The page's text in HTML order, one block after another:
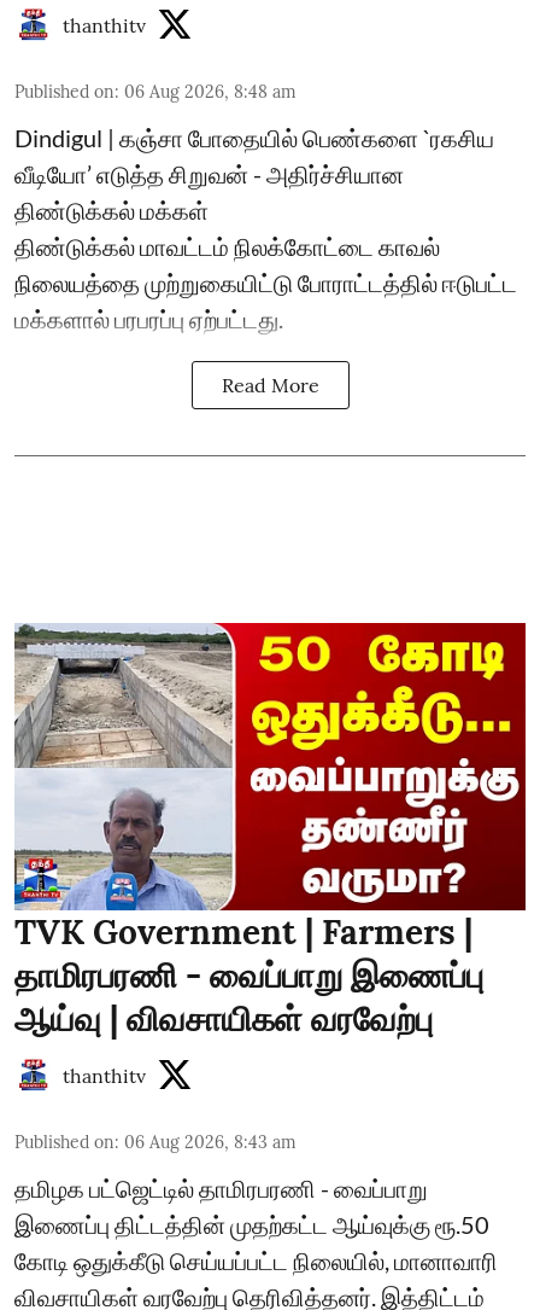
thanthitv
Published on: 06 Aug 2026, 8:48 am
Dindigul | கஞ்சா போதையில் பெண்களை `ரகசிய
வீடியோ’ எடுத்த சிறுவன் - அதிர்ச்சியான
திண்டுக்கல் மக்கள்
திண்டுக்கல் மாவட்டம் நிலக்கோட்டை காவல்
நிலையத்தை முற்றுகையிட்டு போராட்டத்தில் ஈடுபட்ட
மக்களால் பரபரப்பு ஏற்பட்டது.
Read More
TVK Government | Farmers |
தாமிரபரணி - வைப்பாறு இணைப்பு
ஆய்வு | விவசாயிகள் வரவேற்பு
thanthitv
Published on: 06 Aug 2026, 8:43 am
தமிழக பட்ஜெட்டில் தாமிரபரணி - வைப்பாறு
இணைப்பு திட்டத்தின் முதற்கட்ட ஆய்வுக்கு ரூ.50
கோடி ஒதுக்கீடு செய்யப்பட்ட நிலையில், மானாவாரி
விவசாயிகள் வரவேற்பு தெரிவித்தனர். இத்திட்டம்